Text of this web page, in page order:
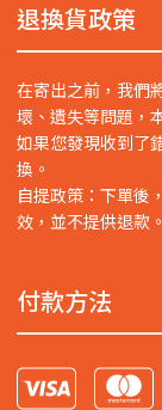
退換貨政策
在寄出之前，我們
壞、遺失等問題，
如果您發現收到了
換。
自提政策：下單後
效，並不提供退款。
付款方法